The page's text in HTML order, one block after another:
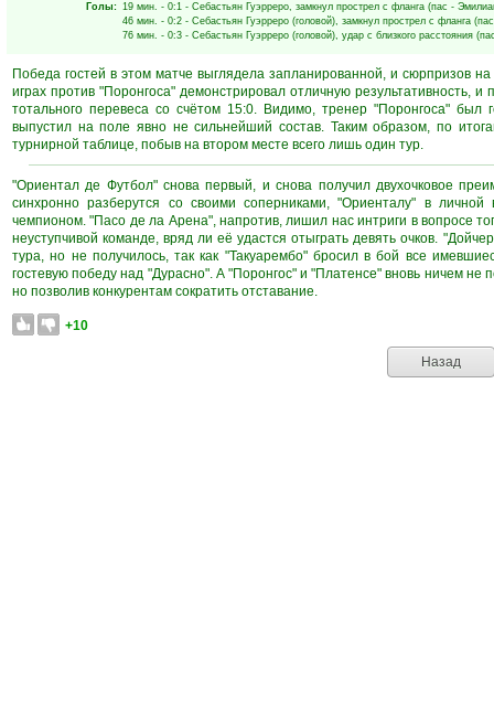
Голы: 19 мин. - 0:1 - Себастьян Гуэрреро, замкнул прострел с фланга (пас -
46 мин. - 0:2 - Себастьян Гуэрреро (головой), замкнул прострел с фланга
76 мин. - 0:3 - Себастьян Гуэрреро (головой), удар с близкого расстояния
Победа гостей в этом матче выглядела запланированной, и сюрпризов
играх против "Поронгоса" демонстрировал отличную результативность,
тотального перевеса со счётом 15:0. Видимо, тренер "Поронгоса" был
выпустил на поле явно не сильнейший состав. Таким образом, по
турнирной таблице, побыв на втором месте всего лишь один тур.
"Ориентал де Футбол" снова первый, и снова получил двухочковое
синхронно разберутся со своими соперниками, "Ориенталу" в личной
чемпионом. "Пасо де ла Арена", напротив, лишил нас интриги в вопросе
неуступчивой команде, вряд ли её удастся отыграть девять очков.
тура, но не получилось, так как "Такуарембо" бросил в бой все
гостевую победу над "Дурасно". А "Поронгос" и "Платенсе" вновь ничем не
но позволив конкурентам сократить отставание.
+10
Назад